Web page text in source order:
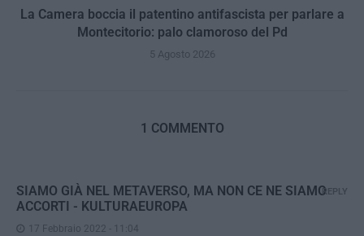
La Camera boccia il patentino antifascista per parlare a
Montecitorio: palo clamoroso del Pd
5 Agosto 2026
1 COMMENTO
SIAMO GIÀ NEL METAVERSO, MA NON CE NE SIAMO
ACCORTI - KULTURAEUROPA
17 Febbraio 2022 - 11:04
REPLY